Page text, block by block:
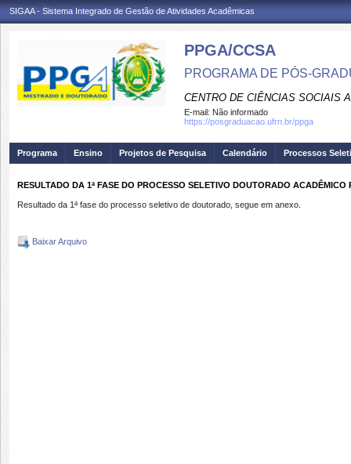
SIGAA - Sistema Integrado de Gestão de Atividades Acadêmicas
PPGA/CCSA
PROGRAMA DE PÓS-
CENTRO DE CIÊNCIAS SOCIAIS
E-mail: Não informado
https://posgraduacao.ufrn.br/ppga
Programa Ensino Projetos de Pesquisa Calendário Processos
RESULTADO DA 1ª FASE DO PROCESSO SELETIVO DOUTORADO ACADÊMICO
Resultado da 1ª fase do processo seletivo de doutorado, segue em anexo.
Baixar Arquivo